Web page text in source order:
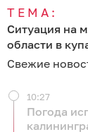
ТЕМА:
Ситуация на
области в
Свежие
Погода
10:27